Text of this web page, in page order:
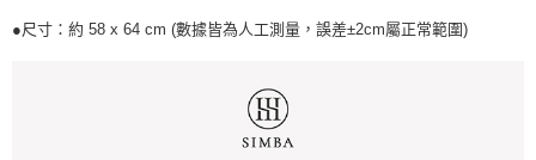
●尺寸：約 58 x 64 cm (數據皆為人工測量，誤差±2cm屬正常範圍)